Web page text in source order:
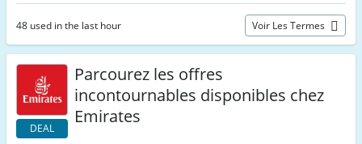
48 used in the last hour Voir Les Termes
DEAL
Parcourez les offres
incontournables disponibles chez
Emirates